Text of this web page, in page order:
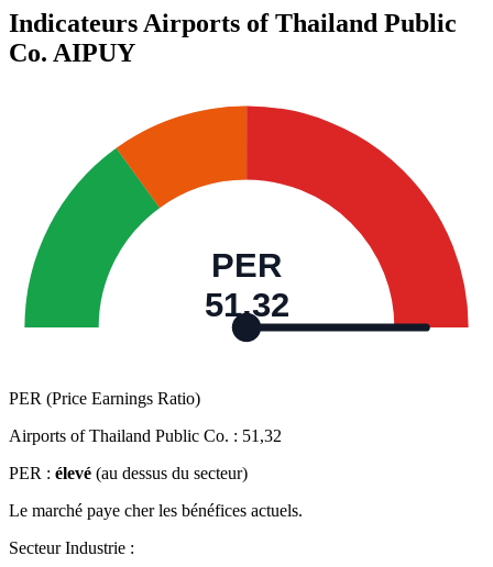
Indicateurs Airports of Thailand Public
Co. AIPUY
PER
51,32
PER (Price Earnings Ratio)
Airports of Thailand Public Co. : 51,32
PER : élevé (au dessus du secteur)
Le marché paye cher les bénéfices actuels.
Secteur Industrie :